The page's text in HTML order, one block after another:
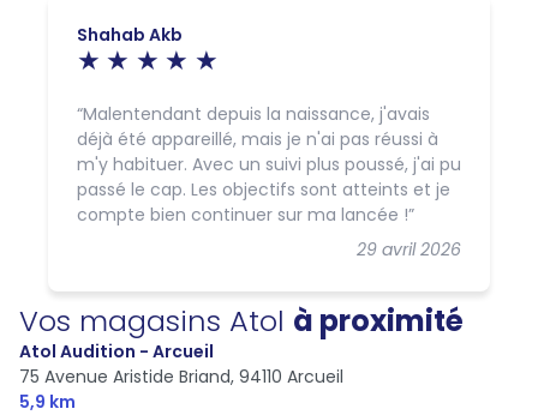
Shahab Akb
29 avril 2026
Malentendant depuis la naissance, j'avais
déjà été appareillé, mais je n'ai pas réussi à
m'y habituer. Avec un suivi plus poussé, j'ai pu
passé le cap. Les objectifs sont atteints et je
compte bien continuer sur ma lancée !
Vos magasins Atol à proximité
Atol Audition - Arcueil
75 Avenue Aristide Briand, 94110 Arcueil
5,9 km